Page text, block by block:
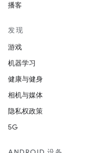
播客
发现
游戏
机器学习
健康与健身
相机与媒体
隐私权政策
5G